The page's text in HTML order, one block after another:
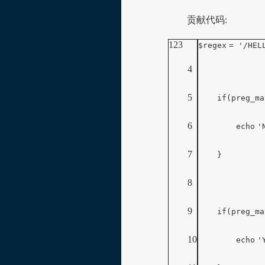
贡献代码:
123
4
5
6
7
8
9
10
$regex = '/
if
echo
}
if
echo